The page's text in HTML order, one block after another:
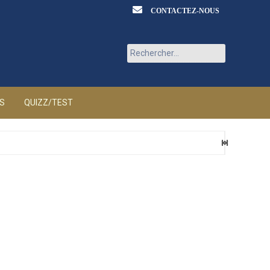
CONTACTEZ-NOUS
Rechercher :
QUIZZ/TEST